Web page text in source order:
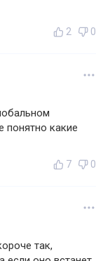
2 0
понятно какие
7 0
так,